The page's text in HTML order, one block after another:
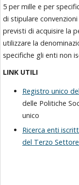
5 per mille e per
di stipulare
previsti di acquisire la
utilizzare la
specifiche gli enti non
LINK UTILI
Registro unico
delle Politiche
unico
Ricerca enti
del Terzo